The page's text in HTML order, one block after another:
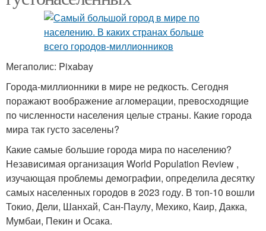
Мегаполис: Pixabay
Города-миллионники в мире не редкость. Сегодня
поражают воображение агломерации, превосходящие
по численности населения целые страны. Какие города
мира так густо заселены?
Какие самые большие города мира по населению?
Независимая организация World Population Review ,
изучающая проблемы демографии, определила десятку
самых населенных городов в 2023 году. В топ-10 вошли
Токио, Дели, Шанхай, Сан-Паулу, Мехико, Каир, Дакка,
Мумбаи, Пекин и Осака.